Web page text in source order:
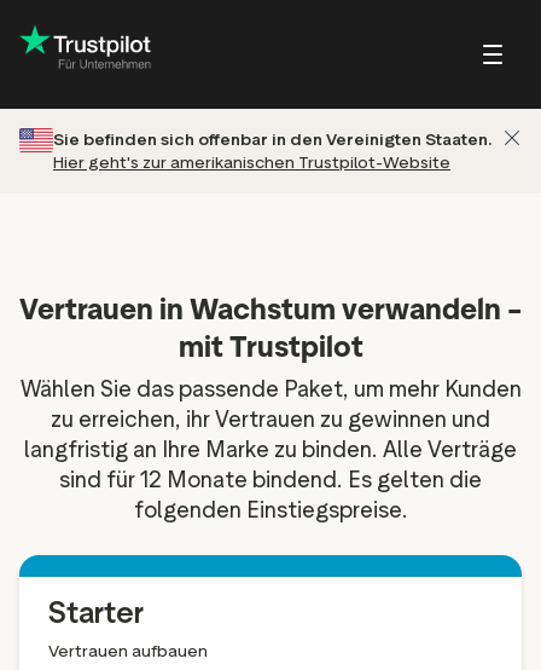
Großunternehmen Bewertungen
Bewertungen und
Tools
Markteinblicke
Blog
Hilfecenter
Partner: Referral-Programm
Integrationen
Über Trustpilot
Sie befinden sich offenbar in den Vereinigten Staaten.
Hier geht's zur amerikanischen Trustpilot-Website
Vertrauen in Wachstum verwandeln –
mit Trustpilot
Wählen Sie das passende Paket, um mehr Kunden
zu erreichen, ihr Vertrauen zu gewinnen und
langfristig an Ihre Marke zu binden. Alle Verträge
sind für 12 Monate bindend. Es gelten die
folgenden Einstiegspreise.
Starter
Vertrauen aufbauen